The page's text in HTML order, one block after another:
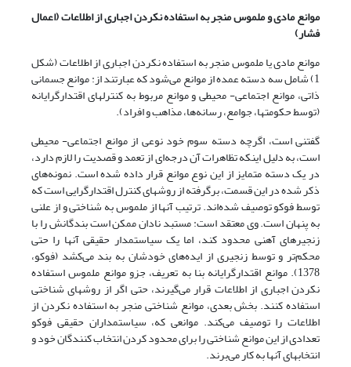
موانع مادی و ملموس منجر به استفاده نکردن اجباری از اطلاعات (اعمال
فشار)
موانع مادی یا ملموس منجر به استفاده نکردن اجباری از اطلاعات (شکل‌
1) شامل سه دسته عمده از موانع می‌شود که عبارتند از: موانع جسمانی
ذاتی، موانع اجتماعی- محیطی و موانع مربوط به کنترلهای اقتدارگرایانه
(توسط حکومتها، جوامع، رسانه‌ها، مذاهب و افراد).
گفتنی است، اگرچه دسته سوم خود نوعی از موانع اجتماعی- محیطی
است، به دلیل اینکه تظاهرات آن درجه‌ای از تعمد و قصدیت را لازم دارد،
در یک دسته متمایز از این نوع موانع قرار داده شده است. نمونه‌های
ذکر شده در این قسمت، برگرفته از روشهای کنترل اقتدارگرایی است که
توسط فوکو توصیف شده‌اند. ترتیب آنها از ملموس به شناختی و از علنی
به پنهان است. وی معتقد است: مستبد نادان ممکن است بندگانش را با
زنجیرهای آهنی محدود کند، اما یک سیاستمدار حقیقی آنها را حتی
محکم‌تر و توسط زنجیری از ایده‌های خودشان به بند می‌کشد (فوکو،
1378). موانع اقتدارگرایانه بنا به تعریف، جزو موانع ملموس استفاده
نکردن اجباری از اطلاعات قرار می‌گیرند، حتی اگر از روشهای شناختی
استفاده کنند. بخش بعدی، موانع شناختی منجر به استفاده نکردن از
اطلاعات را توصیف می‌کند. موانعی که، سیاستمداران حقیقی فوکو
تعدادی از این موانع شناختی را برای محدود کردن انتخاب کنندگان خود و
انتخابهای آنها به کار می‌برند.